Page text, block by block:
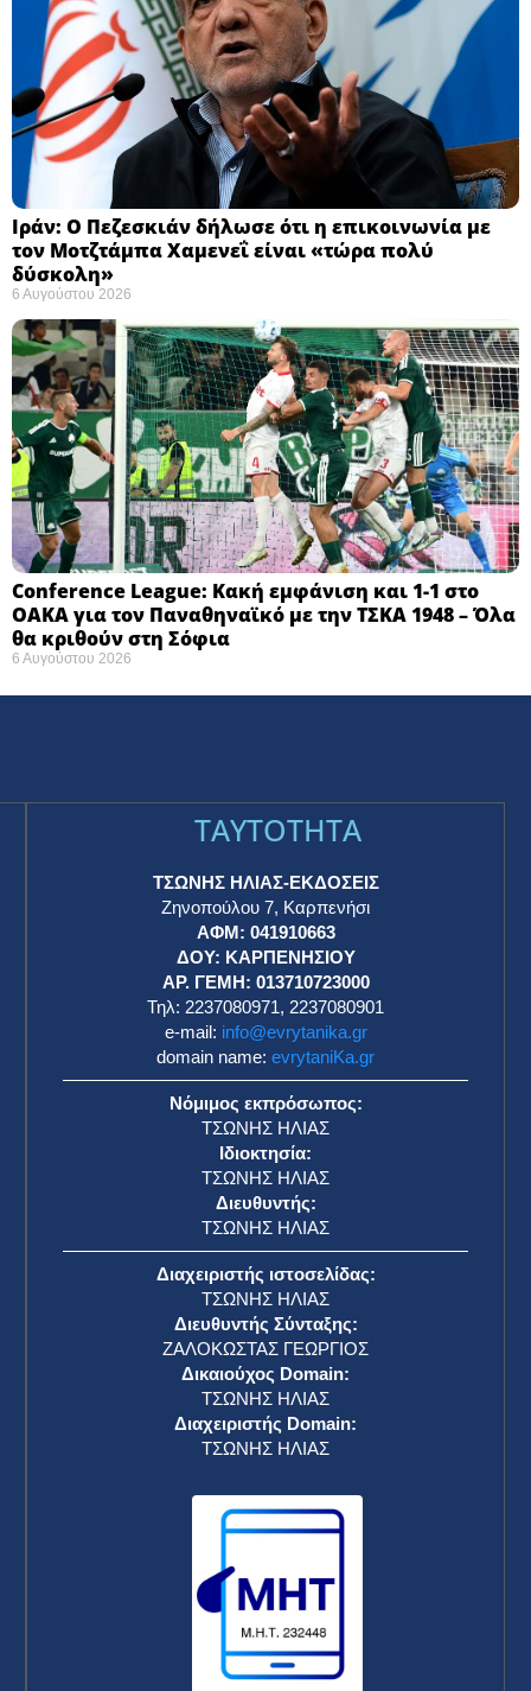
Ιράν: Ο Πεζεσκιάν δήλωσε ότι η επικοινωνία με
τον Μοτζτάμπα Χαμενεΐ είναι «τώρα πολύ
δύσκολη» ​
6 Αυγούστου 2026
Conference League: Κακή εμφάνιση και 1-1 στο
ΟΑΚΑ για τον Παναθηναϊκό με την ΤΣΚΑ 1948 – Όλα
θα κριθούν στη Σόφια ​
6 Αυγούστου 2026
TAYTOTHTA
ΤΣΩΝΗΣ ΗΛΙΑΣ-ΕΚΔΟΣΕΙΣ
Ζηνοπούλου 7, Καρπενήσι
ΑΦΜ: 041910663
ΔΟΥ: ΚΑΡΠΕΝΗΣΙΟΥ
ΑΡ. ΓΕΜΗ: 013710723000
Τηλ: 2237080971, 2237080901
e-mail: info@evrytanika.gr
domain name: evrytaniKa.gr
Νόμιμος εκπρόσωπος:
ΤΣΩΝΗΣ ΗΛΙΑΣ
Ιδιοκτησία:
ΤΣΩΝΗΣ ΗΛΙΑΣ
Διευθυντής:
ΤΣΩΝΗΣ ΗΛΙΑΣ
Διαχειριστής ιστοσελίδας:
ΤΣΩΝΗΣ ΗΛΙΑΣ
Διευθυντής Σύνταξης:
ΖΑΛΟΚΩΣΤΑΣ ΓΕΩΡΓΙΟΣ
Δικαιούχος Domain:
ΤΣΩΝΗΣ ΗΛΙΑΣ
Διαχειριστής Domain:
ΤΣΩΝΗΣ ΗΛΙΑΣ